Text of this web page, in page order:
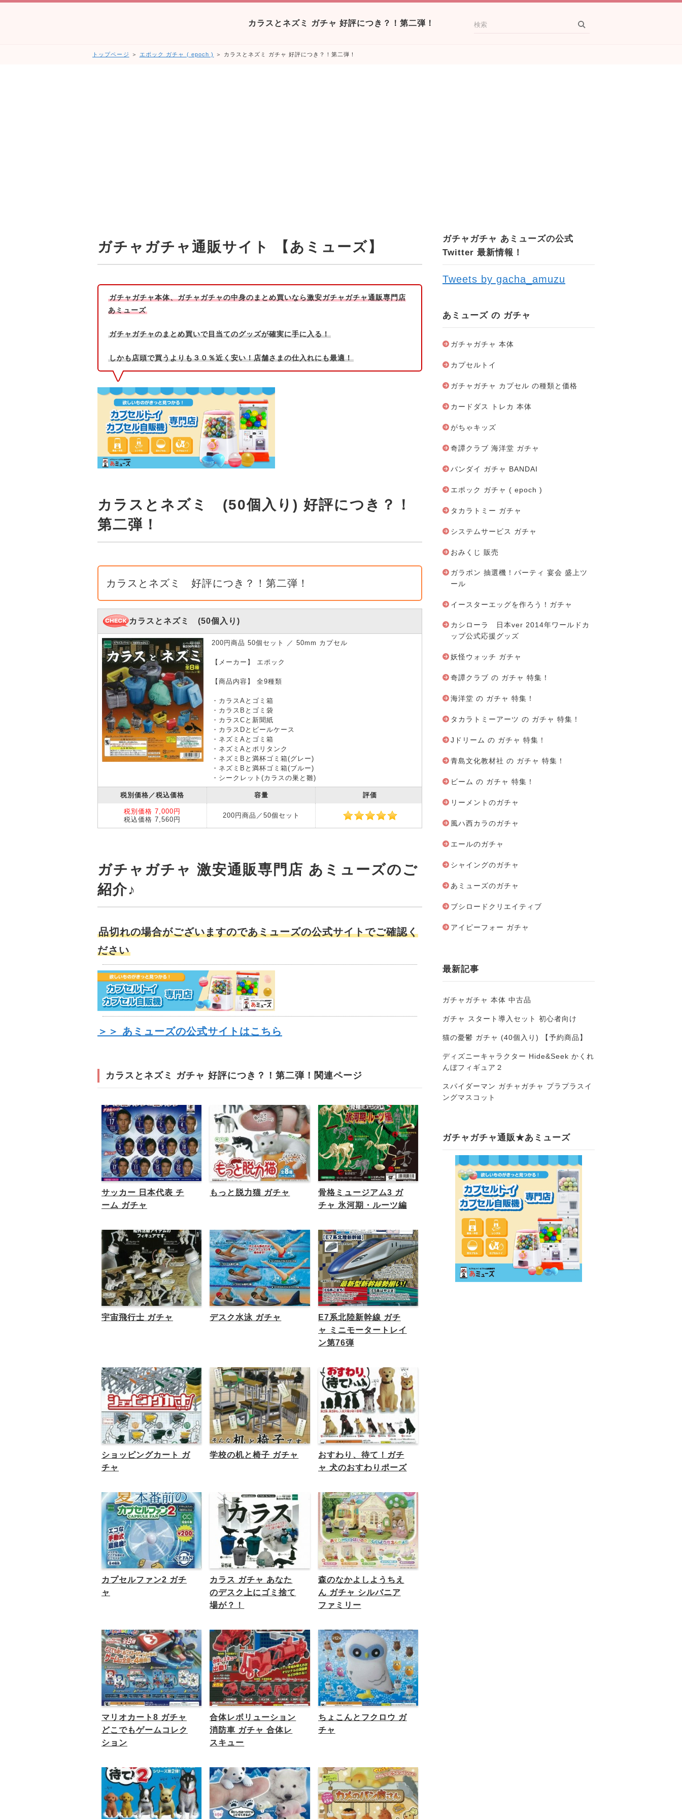
カラスとネズミ ガチャ 好評につき？！第二弾！
トップページ ＞ エポック ガチャ ( epoch ) ＞ カラスとネズミ ガチャ 好評につき？！第二弾！
ガチャガチャ通販サイト 【あミューズ】
ガチャガチャ本体、ガチャガチャの中身のまとめ買いなら激安ガチャガチャ通販専門店
あミューズ
ガチャガチャのまとめ買いで目当てのグッズが確実に手に入る！
しかも店頭で買うよりも３０％近く安い！店舗さまの仕入れにも最適！
カラスとネズミ (50個入り) 好評につき？！
第二弾！
カラスとネズミ 好評につき？！第二弾！
カラスとネズミ (50個入り)
200円商品 50個セット ／ 50mm カプセル
【メーカー】 エポック
【商品内容】 全9種類
・カラスAとゴミ箱
・カラスBとゴミ袋
・カラスCと新聞紙
・カラスDとビールケース
・ネズミAとゴミ箱
・ネズミAとポリタンク
・ネズミBと満杯ゴミ箱(グレー)
・ネズミBと満杯ゴミ箱(ブルー)
・シークレット(カラスの巣と雛)
税別価格／税込価格 容量 評価
税別価格 7,000円
税込価格 7,560円
200円商品／50個セット
ガチャガチャ 激安通販専門店 あミューズのご
紹介♪
品切れの場合がございますのであミューズの公式サイトでご確認く
ださい
＞＞ あミューズの公式サイトはこちら
カラスとネズミ ガチャ 好評につき？！第二弾！関連ページ
サッカー 日本代表 チ
ーム ガチャ
もっと脱力猫 ガチャ
骨格ミュージアム3 ガ
チャ 氷河期・ルーツ編
宇宙飛行士 ガチャ デスク水泳 ガチャ
E7系北陸新幹線 ガチ
ャ ミニモータートレイ
ン第76弾
ショッピングカート ガ
チャ
学校の机と椅子 ガチャ
おすわり、待て！ガチ
ャ 犬のおすわりポーズ
カプセルファン2 ガチ
ャ
カラス ガチャ あなた
のデスク上にゴミ捨て
場が？！
森のなかよしようちえ
ん ガチャ シルバニア
ファミリー
マリオカート8 ガチャ
どこでもゲームコレク
ション
合体レボリューション
消防車 ガチャ 合体レ
スキュー
ちょこんとフクロウ ガ
チャ
ガチャガチャ あミューズの公式
Twitter 最新情報！
Tweets by gacha_amuzu
あミューズ の ガチャ
ガチャガチャ 本体
カプセルトイ
ガチャガチャ カプセル の種類と価格
カードダス トレカ 本体
がちゃキッズ
奇譚クラブ 海洋堂 ガチャ
バンダイ ガチャ BANDAI
エポック ガチャ ( epoch )
タカラトミー ガチャ
システムサービス ガチャ
おみくじ 販売
ガラポン 抽選機！パーティ 宴会 盛上ツ
ール
イースターエッグを作ろう！ガチャ
カシローラ 日本ver 2014年ワールドカ
ップ公式応援グッズ
妖怪ウォッチ ガチャ
奇譚クラブ の ガチャ 特集！
海洋堂 の ガチャ 特集！
タカラトミーアーツ の ガチャ 特集！
Jドリーム の ガチャ 特集！
青島文化教材社 の ガチャ 特集！
ビーム の ガチャ 特集！
リーメントのガチャ
風ハ西カラのガチャ
エールのガチャ
シャイングのガチャ
あミューズのガチャ
ブシロードクリエイティブ
アイピーフォー ガチャ
最新記事
ガチャガチャ 本体 中古品
ガチャ スタート導入セット 初心者向け
猫の憂鬱 ガチャ (40個入り) 【予約商品】
ディズニーキャラクター Hide&Seek かくれ
んぼフィギュア２
スパイダーマン ガチャガチャ プラプラスイ
ングマスコット
ガチャガチャ通販★あミューズ